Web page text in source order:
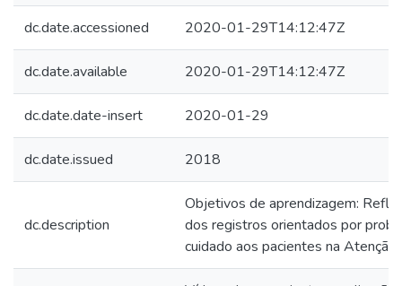
dc.date.accessioned 2020-01-29T14:12:47Z
dc.date.available 2020-01-29T14:12:47Z
dc.date.date-insert 2020-01-29
dc.date.issued 2018
dc.description
Objetivos de aprendizagem:
dos registros orientados por
cuidado aos pacientes na Atenção